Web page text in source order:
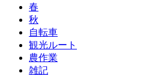
春
秋
自転車
観光ルート
農作業
雑記